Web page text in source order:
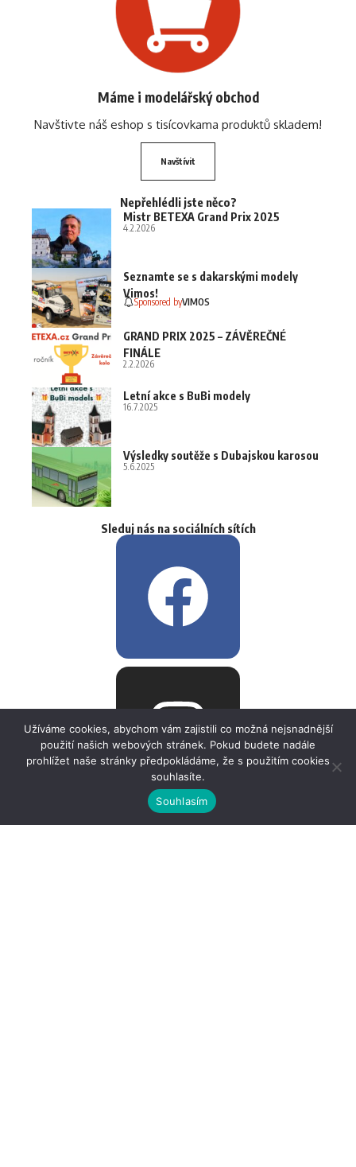
Máme i modelářský obchod
Navštivte náš eshop s tisícovkama produktů skladem!
Navštívit
Nepřehlédli jste něco?
Mistr BETEXA Grand Prix 2025
4.2.2026
Seznamte se s dakarskými modely
Vimos!
Sponsored byVIMOS
GRAND PRIX 2025 – ZÁVĚREČNÉ
FINÁLE
2.2.2026
Letní akce s BuBi modely
16.7.2025
Výsledky soutěže s Dubajskou karosou
5.6.2025
Sleduj nás na sociálních sítích
Užíváme cookies, abychom vám zajistili co možná nejsnadnější
použití našich webových stránek. Pokud budete nadále
prohlížet naše stránky předpokládáme, že s použitím cookies
souhlasíte.
Souhlasím